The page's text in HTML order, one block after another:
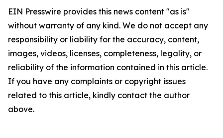
EIN Presswire provides this news content "as is"
without warranty of any kind. We do not accept any
responsibility or liability for the accuracy, content,
images, videos, licenses, completeness, legality, or
reliability of the information contained in this article.
If you have any complaints or copyright issues
related to this article, kindly contact the author
above.